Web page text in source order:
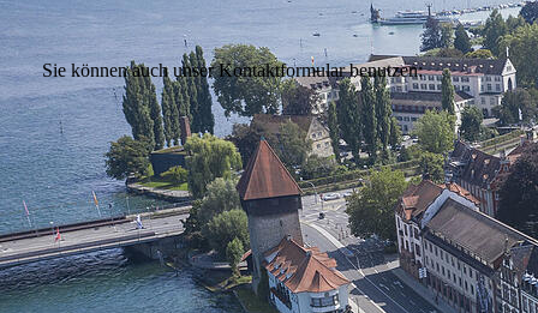
Sie können auch unser Kontaktformular benutzen: